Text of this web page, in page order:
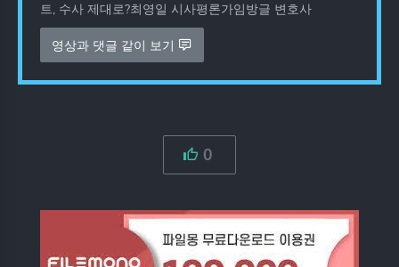
트, 수사 제대로?최영일 시사평론가임방글 변호사
영상과 댓글 같이 보기
0